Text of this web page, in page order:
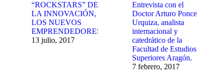
“ROCKSTARS” DE
LA INNOVACIÓN,
LOS NUEVOS
EMPRENDEDORES
13 julio, 2017
Entrevista con el
Doctor Arturo Ponce
Urquiza, analista
internacional y
catedrático de la
Facultad de Estudios
Superiores Aragón.
7 febrero, 2017